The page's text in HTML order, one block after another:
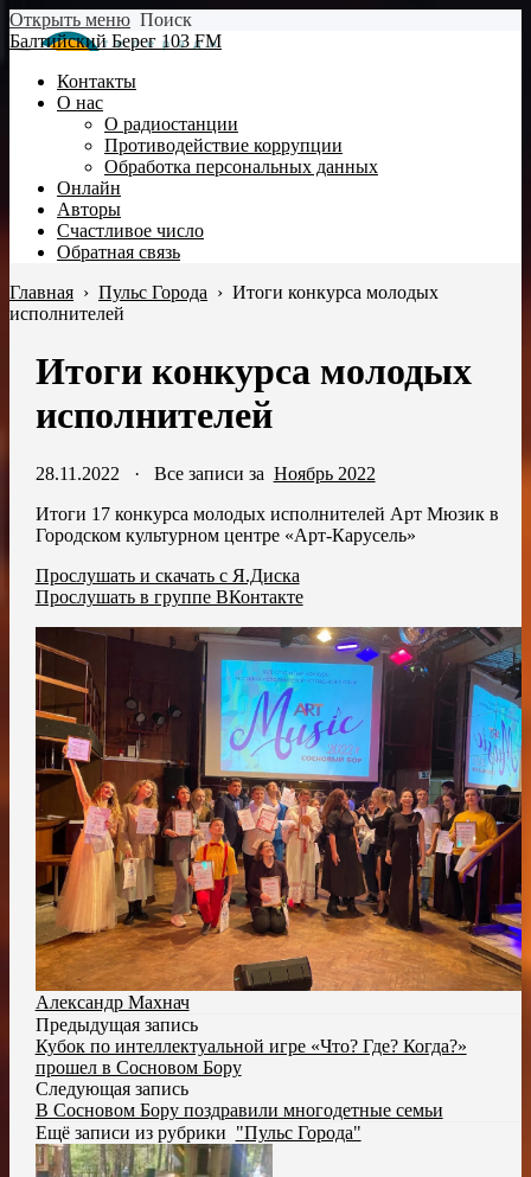
Открыть меню Поиск
Балтийский Берег 103 FM
Контакты
О нас
О радиостанции
Противодействие коррупции
Обработка персональных данных
Онлайн
Авторы
Счастливое число
Обратная связь
Главная › Пульс Города › Итоги конкурса молодых
исполнителей
Итоги конкурса молодых
исполнителей
28.11.2022 · Все записи за Ноябрь 2022
Итоги 17 конкурса молодых исполнителей Арт Мюзик в
Городском культурном центре «Арт-Карусель»
Прослушать и скачать с Я.Диска
Прослушать в группе ВКонтакте
Александр Махнач
Предыдущая запись
Кубок по интеллектуальной игре «Что? Где? Когда?»
прошел в Сосновом Бору
Следующая запись
В Сосновом Бору поздравили многодетные семьи
Ещё записи из рубрики "Пульс Города"